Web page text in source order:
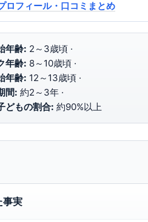
ロフィール・口コミまとめ
年齢: 2～3歳頃 ·
年齢: 8～10歳頃 ·
年齢: 12～13歳頃 ·
間: 約2～3年 ·
どもの割合: 約90%以上
事実